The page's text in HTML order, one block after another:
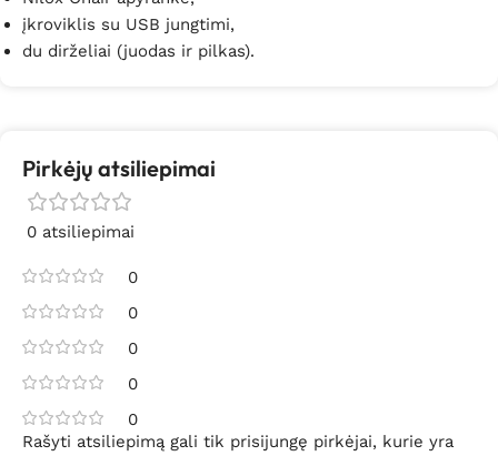
įkroviklis su USB jungtimi,
du dirželiai (juodas ir pilkas).
Pirkėjų atsiliepimai
0 atsiliepimai
0
0
0
0
0
Rašyti atsiliepimą gali tik prisijungę pirkėjai, kurie yra